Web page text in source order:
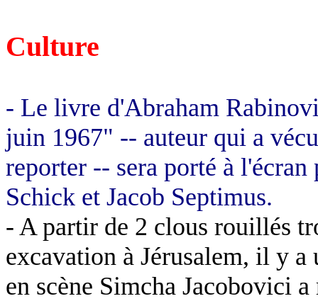
Culture
- Le livre d'Abraham
juin 1967" -- auteur qui a
reporter -- sera porté à
Schick et Jacob Septimus.
- A partir de 2 clous rouillés
excavation à Jérusalem, il y
en scène Simcha Jacobovici a